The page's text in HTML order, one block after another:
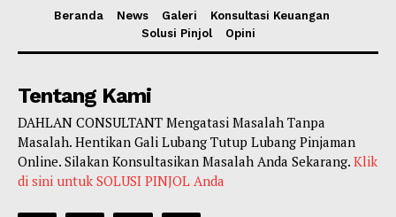
Beranda News Galeri
Konsultasi Keuangan
Solusi Pinjol
Opini
Tentang Kami
DAHLAN CONSULTANT Mengatasi Masalah Tanpa
Masalah. Hentikan Gali Lubang Tutup Lubang Pinjaman
Online. Silakan Konsultasikan Masalah Anda Sekarang. Klik
di sini untuk SOLUSI PINJOL Anda